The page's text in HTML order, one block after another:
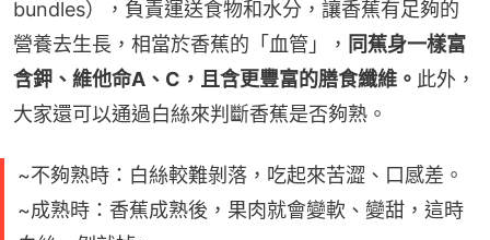
bundles），負責運送食物和水分，讓香蕉有足夠的
營養去生長，相當於香蕉的「血管」， 同蕉身一樣富
含鉀、維他命A、C，且含更豐富的膳食纖維。 此外，
大家還可以通過白絲來判斷香蕉是否夠熟。
~不夠熟時：白絲較難剝落，吃起來苦澀、口感差。
~成熟時：香蕉成熟後，果肉就會變軟、變甜，這時